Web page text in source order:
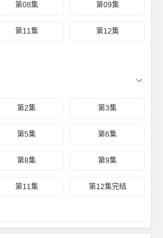
第08集 第09集
第11集 第12集
第2集 第3集
第5集 第6集
第8集 第9集
第11集 第12集完结